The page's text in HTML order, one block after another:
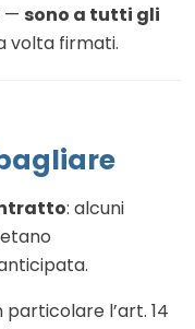
— sono a tutti gli
volta firmati.
: alcuni
particolare l’art. 14